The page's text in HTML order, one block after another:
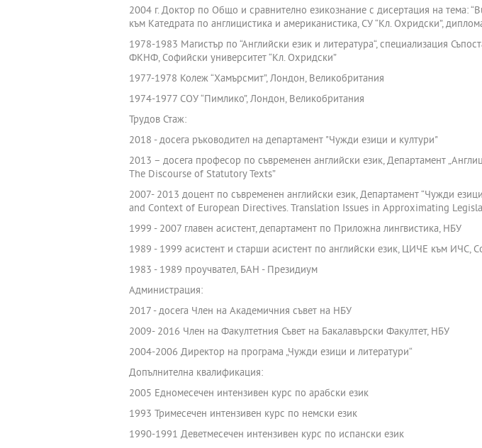
2004 г. Доктор по Общо и сравнително езикознание с дисертация на тема:
към Катедрата по англицистика и американистика, СУ “Кл. Охридски”,
1978-1983 Магистър по “Английски език и литература“, специализация
ФКНФ, Софийски университет “Кл. Охридски”
1977-1978 Колеж “Хамърсмит”, Лондон, Великобритания
1974-1977 СОУ “Пимлико”, Лондон, Великобритания
Трудов Стаж:
2018 - досега ръководител на департамент "Чужди езици и култури"
2013 – досега професор по съвременен английски език, Департамент
The Discourse of Statutory Texts”
2007- 2013 доцент по съвременен английски език, Департамент “Чужди
and Context of European Directives. Translation Issues in Approximating
1999 - 2007 главен асистент, департамент по Приложна лингвистика, НБУ
1989 - 1999 асистент и старши асистент по английски език, ЦИЧЕ към ИЧС,
1983 - 1989 проучвател, БАН - Президиум
Администрация:
2017 - досега Член на Академичния съвет на НБУ
2009- 2016 Член на Факултетния Съвет на Бакалавърски Факултет, НБУ
2004-2006 Директор на програма „Чужди езици и литератури“
Допълнителна квалификация:
2005 Едномесечен интензивен курс по арабски език
1993 Тримесечен интензивен курс по немски език
1990-1991 Деветмесечен интензивен курс по испански език